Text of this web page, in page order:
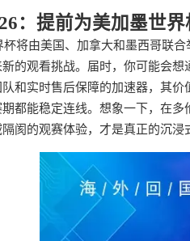
：提前为美加墨世
杯将由美国、加拿大和墨西哥联
的观看挑战。届时，你可能会
和实时售后保障的加速器，其
都能稳定连线。想象一下，在
阂的观赛体验，才是真正的沉浸